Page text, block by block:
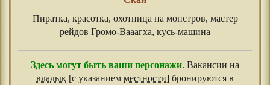
Пиратка, красотка, охотница на монстров, мастер
рейдов Громо-Вааагха, кусь-машина
Здесь могут быть ваши персонажи. Вакансии на
владык [с указанием местности] бронируются в